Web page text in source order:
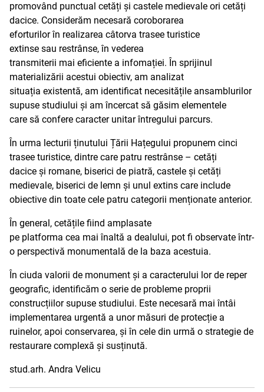
promovând punctual cetăți și castele medievale ori cetăți
dacice. Considerăm necesară coroborarea
eforturilor în realizarea câtorva trasee turistice
extinse sau restrânse, în vederea
transmiterii mai eficiente a infomației. În sprijinul
materializării acestui obiectiv, am analizat
situația existentă, am identificat necesitățile ansamblurilor
supuse studiului și am încercat să găsim elementele
care să confere caracter unitar întregului parcurs.
În urma lecturii ținutului Țării Hațegului propunem cinci
trasee turistice, dintre care patru restrânse – cetăți
dacice și romane, biserici de piatră, castele și cetăți
medievale, biserici de lemn și unul extins care include
obiective din toate cele patru categorii menționate anterior.
În general, cetățile fiind amplasate
pe platforma cea mai înaltă a dealului, pot fi observate într-
o perspectivă monumentală de la baza acestuia.
În ciuda valorii de monument și a caracterului lor de reper
geografic, identificăm o serie de probleme proprii
construcțiilor supuse studiului. Este necesară mai întâi
implementarea urgentă a unor măsuri de protecție a
ruinelor, apoi conservarea, și în cele din urmă o strategie de
restaurare complexă și susținută.
stud.arh. Andra Velicu